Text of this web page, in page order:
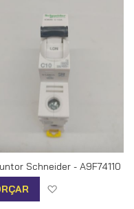
desejos
Schneider - A9F74110